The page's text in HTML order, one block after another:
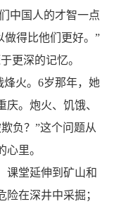
中国人的才智一点
得比他们更好。”
更深的记忆。
烽火。6岁那年，她
。炮火、饥饿、
负？”这个问题从
里。
课堂延伸到矿山和
在深井中采掘；